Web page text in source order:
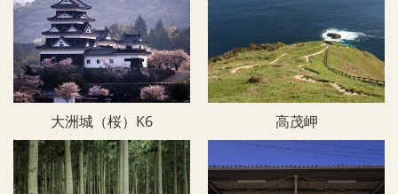
大洲城（桜）K6 高茂岬